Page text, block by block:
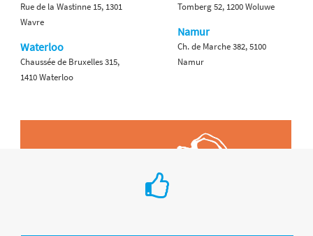
Rue de la Wastinne 15, 1301
Wavre
Waterloo
Chaussée de Bruxelles 315,
1410 Waterloo
Tomberg 52, 1200 Woluwe
Namur
Ch. de Marche 382, 5100
Namur